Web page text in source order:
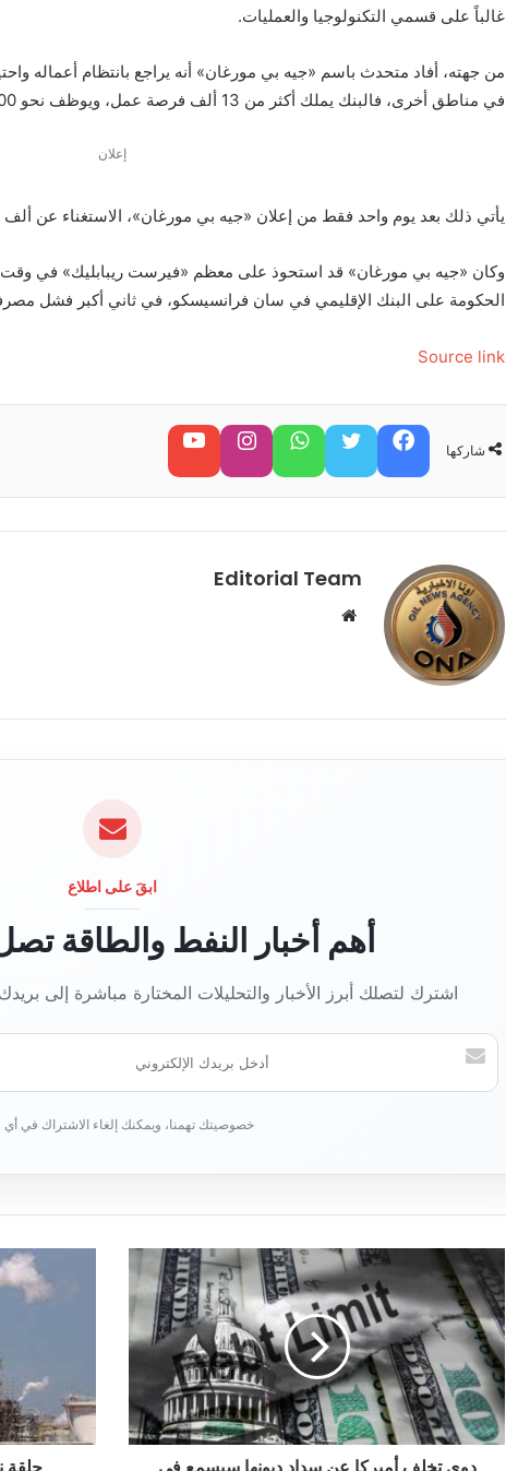
غالباً على قسمي التكنولوجيا والعمليات.
من جهته، أفاد متحدث باسم «جيه بي مورغان» أنه يراجع بانتظام أعماله
في مناطق أخرى، فالبنك يملك أكثر من 13 ألف فرصة عمل، ويوظف نحو 300 ألف شخص.
إعلان
يأتي ذلك بعد يوم واحد فقط من إعلان «جيه بي مورغان»، الاستغناء عن
وكان «جيه بي مورغان» قد استحوذ على معظم «فيرست ريبابليك» في وقت
الحكومة على البنك الإقليمي في سان فرانسيسكو، في ثاني أكبر فشل
Source link
شاركها فيسبوك تويتر واتساب تابعنا على إنستغرام تابعنا على يوتيوب
Editorial Team
ا
ابقَ على اطلاع
أهم أخبار النفط والطاقة
اشترك لتصلك أبرز الأخبار والتحليلات المختارة مباشرة إلى
أ
خ
ا
إ
ل
ك
ت
ر
و
ن